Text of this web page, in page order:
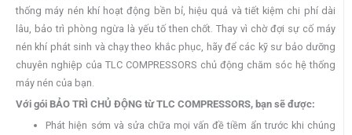
thống máy nén khí hoạt động bền bỉ, hiệu quả và tiết kiệm chi phí dài
lâu, bảo trì phòng ngừa là yếu tố then chốt. Thay vì chờ đợi sự cố máy
nén khí phát sinh và chạy theo khắc phục, hãy để các kỹ sư bảo dưỡng
chuyên nghiệp của TLC COMPRESSORS chủ động chăm sóc hệ thống
máy nén của bạn.
Với gói BẢO TRÌ CHỦ ĐỘNG từ TLC COMPRESSORS, bạn sẽ được:
Phát hiện sớm và sửa chữa mọi vấn đề tiềm ẩn trước khi chúng